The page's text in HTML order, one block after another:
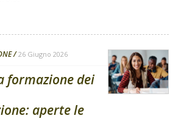
26 Giugno 2026
formazione dei
aperte le